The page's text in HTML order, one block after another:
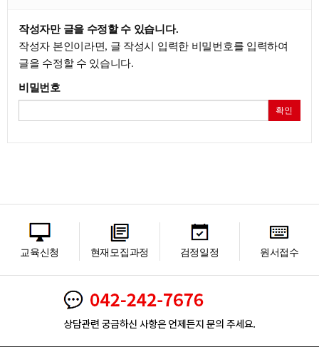
작성자만 글을 수정할 수 있습니다.
작성자 본인이라면, 글 작성시 입력한 비밀번호를 입력하여
글을 수정할 수 있습니다.
비밀번호
확인
교육신청 현재모집과정 검정일정 원서접수